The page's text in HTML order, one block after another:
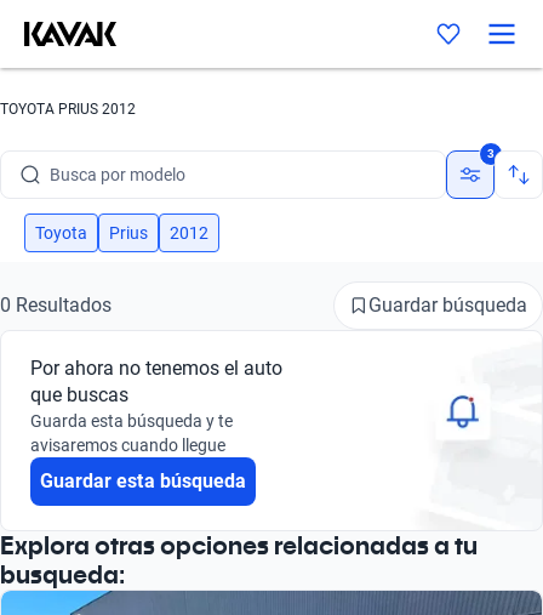
TOYOTA PRIUS 2012
Busca por modelo
Busca por versión
Busca por marca
Busca por modelo
Busca por versión
3
Toyota Prius 2012
0 Resultados Guardar búsqueda
Por ahora no tenemos el auto
que buscas
Guarda esta búsqueda y te
avisaremos cuando llegue
Guardar esta búsqueda
Explora otras opciones relacionadas a tu
busqueda: